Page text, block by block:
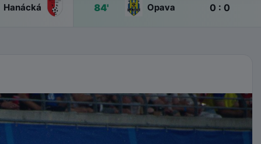
Hanácká 84' Opava 0 : 0